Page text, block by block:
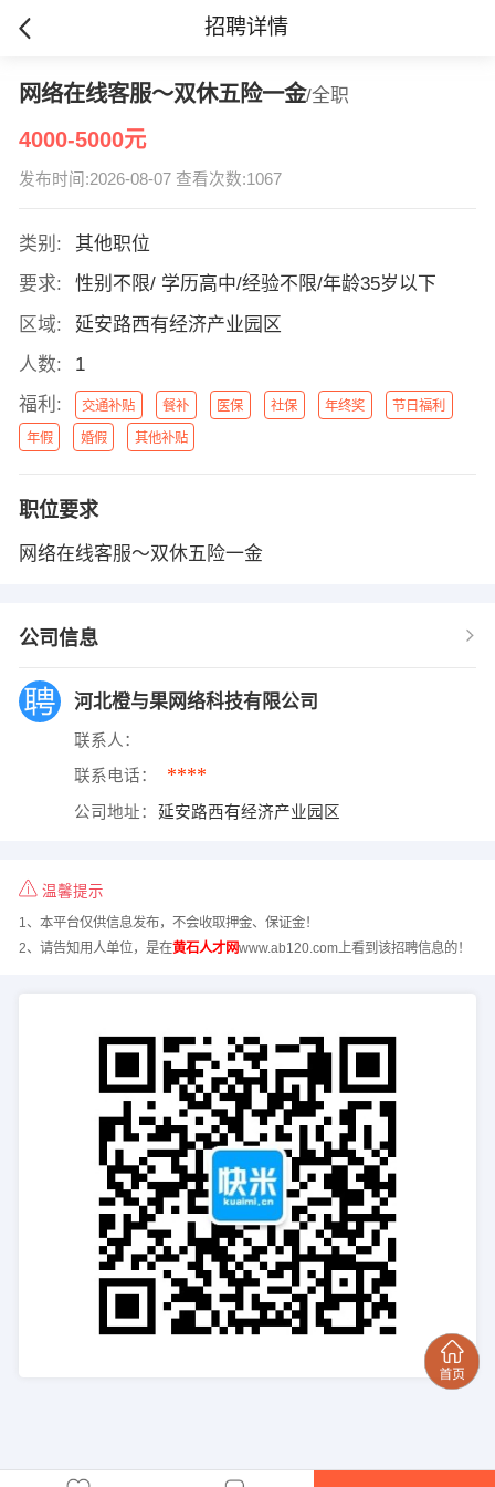
招聘详情
网络在线客服～双休五险一金/全职
4000-5000元
发布时间:2026-08-07 查看次数:1067
类别:
其他职位
要求:
性别不限/ 学历高中/经验不限/年龄35岁以下
区域:
延安路西有经济产业园区
人数:
1
福利:
交通补贴 餐补 医保 社保 年终奖 节日福利
年假 婚假 其他补贴
职位要求
网络在线客服～双休五险一金
公司信息
河北橙与果网络科技有限公司
联系人：
联系电话： ****
公司地址： 延安路西有经济产业园区
温馨提示
1、本平台仅供信息发布，不会收取押金、保证金！
2、请告知用人单位，是在黄石人才网www.ab120.com上看到该招聘信息的！